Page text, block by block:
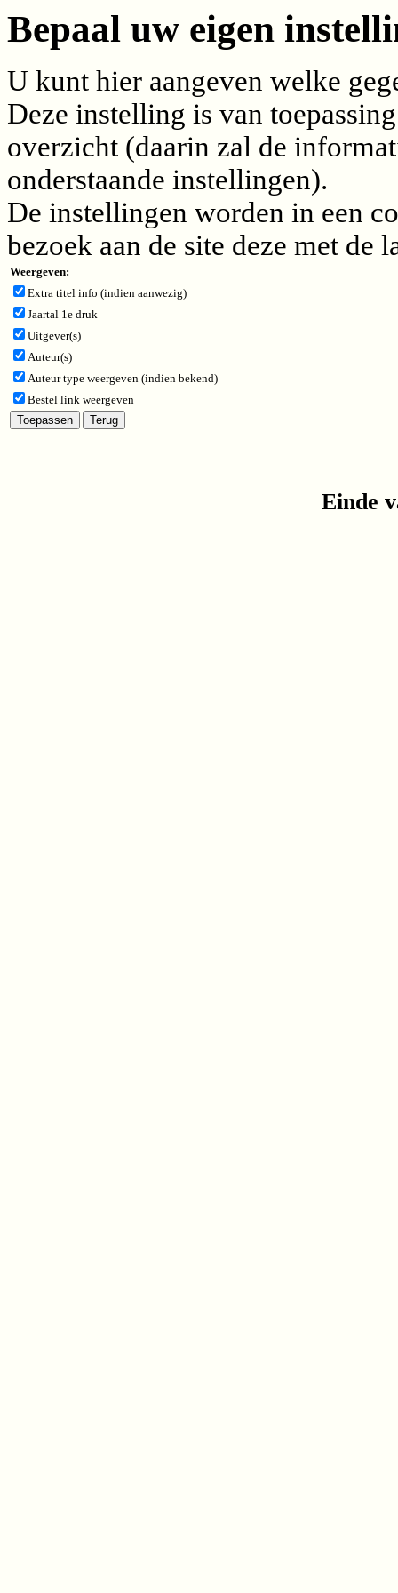
Bepaal uw eigen
U kunt hier aangeven welke
Deze instelling is van
overzicht (daarin zal de
onderstaande instellingen).
De instellingen worden in een
bezoek aan de site deze met de
Weergeven:
Extra titel info (indien aanwezig)
Jaartal 1e druk
Uitgever(s)
Auteur(s)
Auteur type weergeven (indien bekend)
Bestel link weergeven
Einde